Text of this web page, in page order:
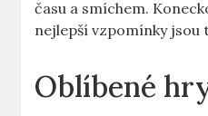
času a‍ smíchem.
nejlepší‌ vzpomínky jsou
Oblíbené